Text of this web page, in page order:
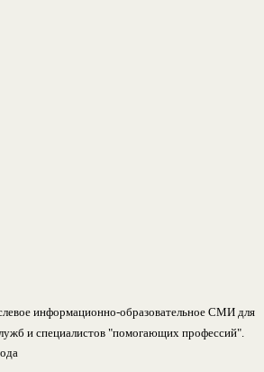
информационно-образовательное СМИ для
и специалистов "помогающих профессий".